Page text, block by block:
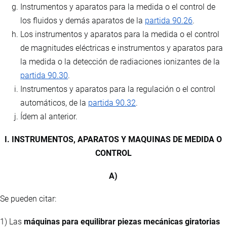
Instrumentos y aparatos para la medida o el control de
los fluidos y demás aparatos de la partida 90.26.
Los instrumentos y aparatos para la medida o el control
de magnitudes eléctricas e instrumentos y aparatos para
la medida o la detección de radiaciones ionizantes de la
partida 90.30.
Instrumentos y aparatos para la regulación o el control
automáticos, de la partida 90.32.
Ídem al anterior.
I. INSTRUMENTOS, APARATOS Y MAQUINAS DE MEDIDA O
CONTROL
A)
Se pueden citar:
1) Las máquinas para equilibrar piezas mecánicas giratorias